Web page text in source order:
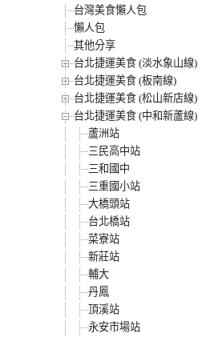
台灣美食懶人包
懶人包
其他分享
台北捷運美食 (淡水象山線)
台北捷運美食 (板南線)
台北捷運美食 (松山新店線)
台北捷運美食 (中和新蘆線)
蘆洲站
三民高中站
三和國中
三重國小站
大橋頭站
台北橋站
菜寮站
新莊站
輔大
丹鳳
頂溪站
永安市場站